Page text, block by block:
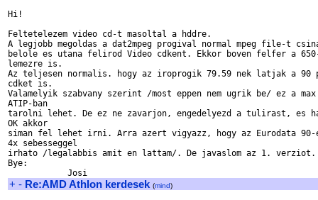
Hi!
Feltetelezem video cd-t masoltal a hddre.
A legjobb megoldas a dat2mpeg progival normal mpeg file-t
belole es utana felirod Video cdkent. Ekkor boven felfer a
lemezre is.
Az teljesen normalis. hogy az iroprogik 79.59 nek latjak a 90
cdket is.
Valamelyik szabvany szerint /most eppen nem ugrik be/ ez a
ATIP-ban
tarolni lehet. De ez ne zavarjon, engedelyezd a tulirast, es ha
OK akkor
siman fel lehet irni. Arra azert vigyazz, hogy az Eurodata 90-
4x sebesseggel
irhato /legalabbis amit en lattam/. De javaslom az 1. verziot.
Bye:
+ - Re:AMD Athlon kerdesek (mind)